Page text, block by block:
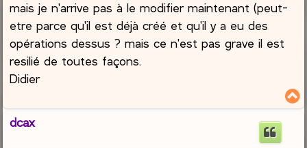
mais je n'arrive pas à le modifier maintenant (peut-
etre parce qu'il est déjà créé et qu'il y a eu des
opérations dessus ? mais ce n'est pas grave il est
resilié de toutes façons.
Didier
dcax